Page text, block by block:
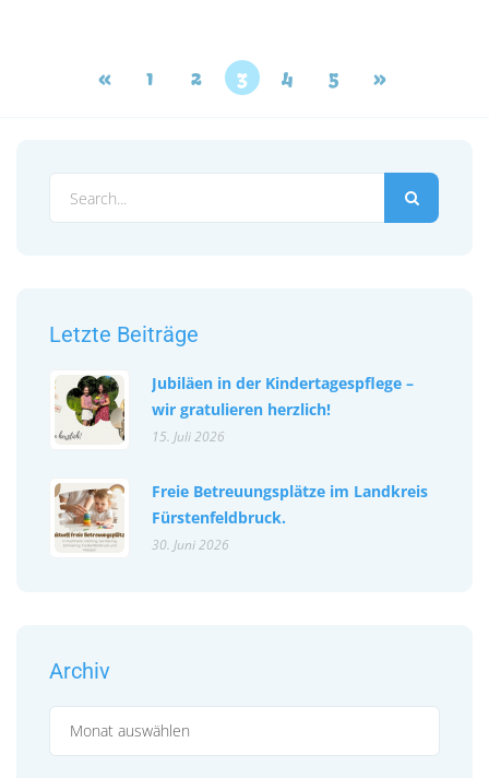
« 1 2 3 4 5 »
Letzte Beiträge
Jubiläen in der Kindertagespflege –
wir gratulieren herzlich!
15. Juli 2026
Freie Betreuungsplätze im Landkreis
Fürstenfeldbruck.
30. Juni 2026
Archiv
Archiv